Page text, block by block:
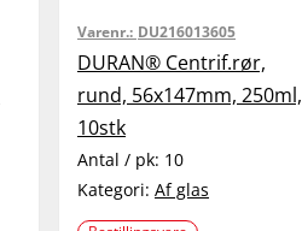
Varenr.: DU216013605
DURAN® Centrif.rør,
rund, 56x147mm, 250ml,
10stk
Antal / pk: 10
Kategori: Af glas